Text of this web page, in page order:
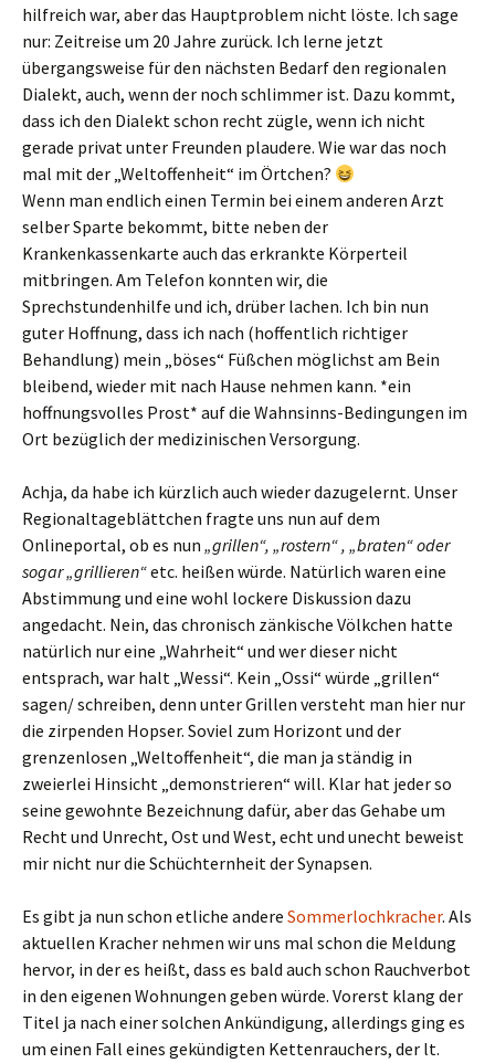
hilfreich war, aber das Hauptproblem nicht löste. Ich sage
nur: Zeitreise um 20 Jahre zurück. Ich lerne jetzt
übergangsweise für den nächsten Bedarf den regionalen
Dialekt, auch, wenn der noch schlimmer ist. Dazu kommt,
dass ich den Dialekt schon recht zügle, wenn ich nicht
gerade privat unter Freunden plaudere. Wie war das noch
mal mit der „Weltoffenheit“ im Örtchen?
Wenn man endlich einen Termin bei einem anderen Arzt
selber Sparte bekommt, bitte neben der
Krankenkassenkarte auch das erkrankte Körperteil
mitbringen. Am Telefon konnten wir, die
Sprechstundenhilfe und ich, drüber lachen. Ich bin nun
guter Hoffnung, dass ich nach (hoffentlich richtiger
Behandlung) mein „böses“ Füßchen möglichst am Bein
bleibend, wieder mit nach Hause nehmen kann. *ein
hoffnungsvolles Prost* auf die Wahnsinns-Bedingungen im
Ort bezüglich der medizinischen Versorgung.
Achja, da habe ich kürzlich auch wieder dazugelernt. Unser
Regionaltageblättchen fragte uns nun auf dem
Onlineportal, ob es nun „grillen“, „rostern“ , „braten“ oder
sogar „grillieren“etc. heißen würde. Natürlich waren eine
Abstimmung und eine wohl lockere Diskussion dazu
angedacht. Nein, das chronisch zänkische Völkchen hatte
natürlich nur eine „Wahrheit“ und wer dieser nicht
entsprach, war halt „Wessi“. Kein „Ossi“ würde „grillen“
sagen/ schreiben, denn unter Grillen versteht man hier nur
die zirpenden Hopser. Soviel zum Horizont und der
grenzenlosen „Weltoffenheit“, die man ja ständig in
zweierlei Hinsicht „demonstrieren“ will. Klar hat jeder so
seine gewohnte Bezeichnung dafür, aber das Gehabe um
Recht und Unrecht, Ost und West, echt und unecht beweist
mir nicht nur die Schüchternheit der Synapsen.
Es gibt ja nun schon etliche andere Sommerlochkracher. Als
aktuellen Kracher nehmen wir uns mal schon die Meldung
hervor, in der es heißt, dass es bald auch schon Rauchverbot
in den eigenen Wohnungen geben würde. Vorerst klang der
Titel ja nach einer solchen Ankündigung, allerdings ging es
um einen Fall eines gekündigten Kettenrauchers, der lt.